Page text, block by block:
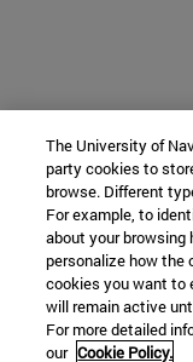
The University of
party cookies to
browse. Different
For example, to
about your browsing
personalize how the
cookies you want to
will remain active
For more detailed
our Cookie Policy.